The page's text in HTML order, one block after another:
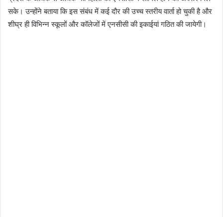
सके। उन्होंने बताया कि इस संबंध में कई दौर की उच्च स्तरीय वार्ता हो चुकी है और
शीघ्र ही विभिन्न स्कूलों और कॉलेजों में एनसीसी की इकाईयां गठित की जायेगी।